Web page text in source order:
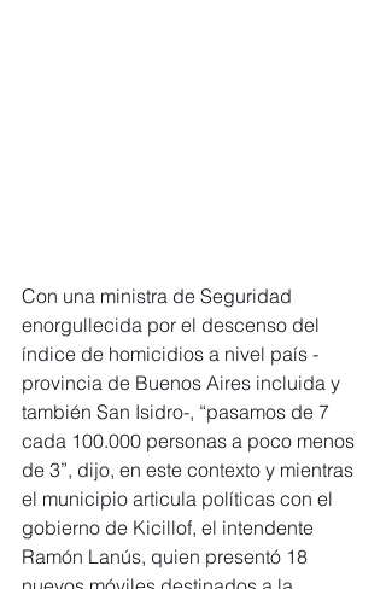
Con una ministra de Seguridad
enorgullecida por el descenso del
índice de homicidios a nivel país -
provincia de Buenos Aires incluida y
también San Isidro-, “pasamos de 7
cada 100.000 personas a poco menos
de 3”, dijo, en este contexto y mientras
el municipio articula políticas con el
gobierno de Kicillof, el intendente
Ramón Lanús, quien presentó 18